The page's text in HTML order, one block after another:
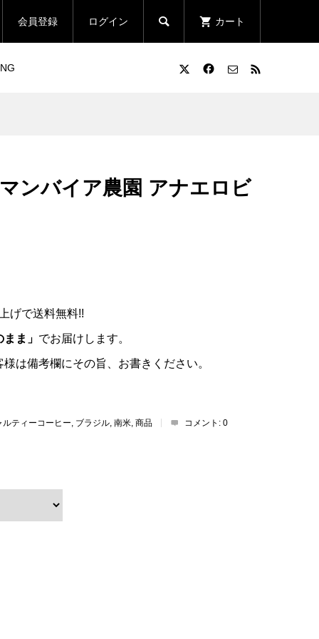
会員登録 ログイン  カート
ンバイア農園 アナエロビ
げで送料無料!!
ま」 でお届けします。
は備考欄にその旨、お書きください。
ルティーコーヒー ブラジル, 南米, 商品 コメント: 0